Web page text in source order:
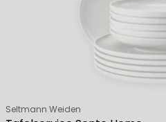
Verkäufer:
Seltmann Weiden